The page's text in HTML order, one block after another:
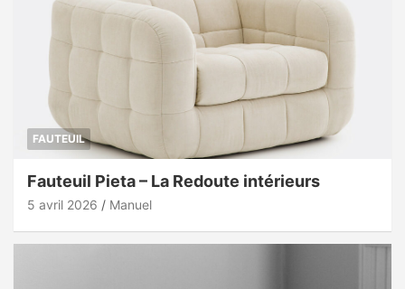
FAUTEUIL
Fauteuil Pieta – La Redoute intérieurs
5 avril 2026 Manuel